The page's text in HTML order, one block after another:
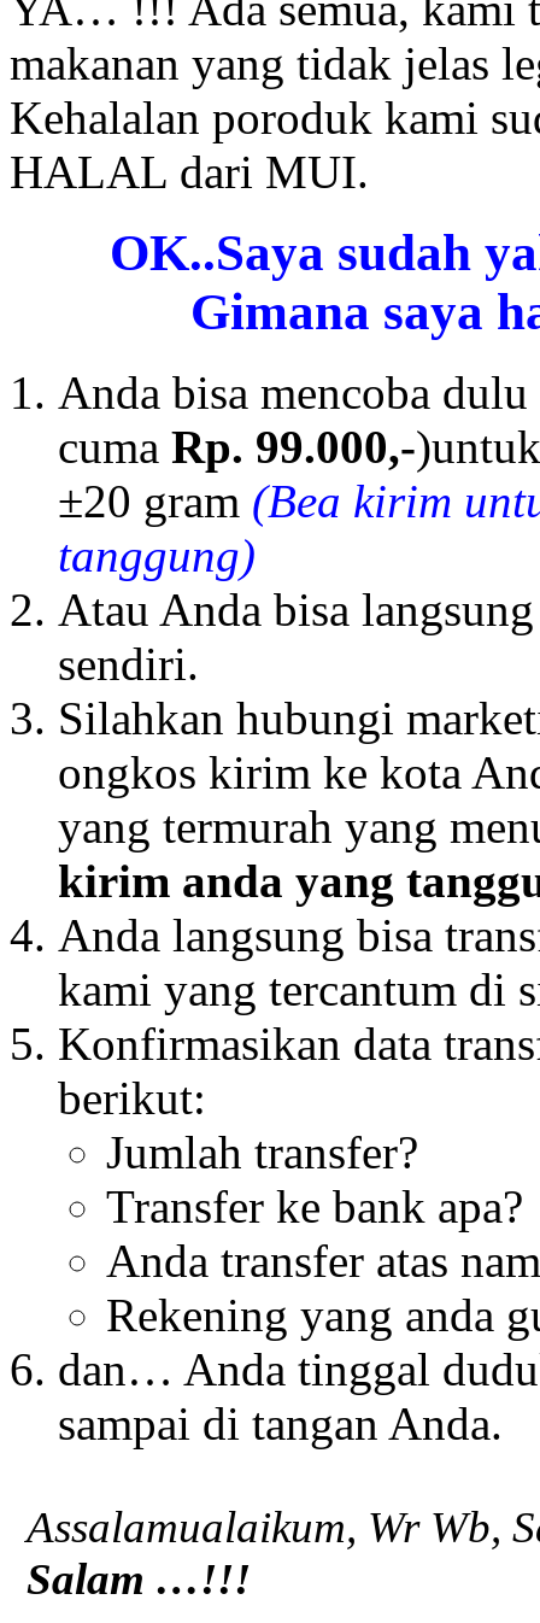
makanan yang tidak jelas
Kehalalan poroduk kami
HALAL dari MUI.
OK..Saya sudah
Gimana saya
Anda bisa mencoba dulu
cuma Rp. 99.000,-
±20 gram (Bea kirim
tanggung)
Atau Anda bisa
sendiri.
Silahkan hubungi
ongkos kirim ke kota
yang termurah yang
kirim anda yang
Anda langsung bisa
kami yang tercantum di
Konfirmasikan data
berikut:
Jumlah transfer?
Transfer ke bank apa?
Anda transfer atas
Rekening yang anda
dan… Anda tinggal
sampai di tangan Anda.
Assalamualaikum, Wr Wb,
Salam …!!!